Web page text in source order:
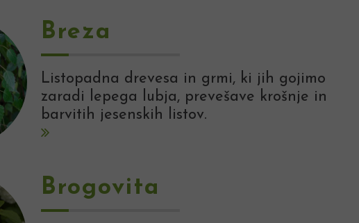
Breza
Listopadna drevesa in grmi, ki jih gojimo
zaradi lepega lubja, prevešave krošnje in
barvitih jesenskih listov.
Brogovita